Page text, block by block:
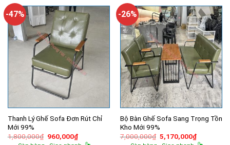
2,680,000₫.
180,000₫.
-47%
Thanh Lý Ghế Sofa Đơn Rút Chỉ
Mới 99%
1,800,000₫ Giá
gốc
960,000₫Giá
hiện
-26%
Bộ Bàn Ghế Sofa Sang Trọng Tồn
Kho Mới 99%
7,000,000₫ Giá
gốc
5,170,000₫Giá
hiện